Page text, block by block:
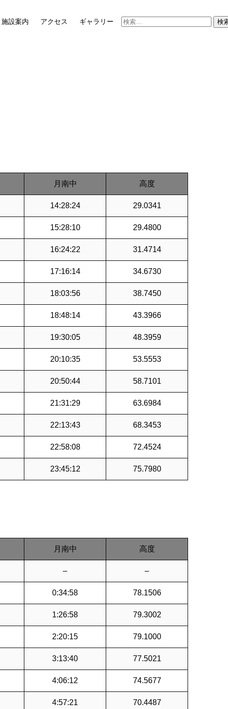
施設案内 アクセス ギャラリー 検
月南中 高度
14:28:24 29.0341
15:28:10 29.4800
16:24:22 31.4714
17:16:14 34.6730
18:03:56 38.7450
18:48:14 43.3966
19:30:05 48.3959
20:10:35 53.5553
20:50:44 58.7101
21:31:29 63.6984
22:13:43 68.3453
22:58:08 72.4524
23:45:12 75.7980
月南中 高度
– –
0:34:58 78.1506
1:26:58 79.3002
2:20:15 79.1000
3:13:40 77.5021
4:06:12 74.5677
4:57:21 70.4487